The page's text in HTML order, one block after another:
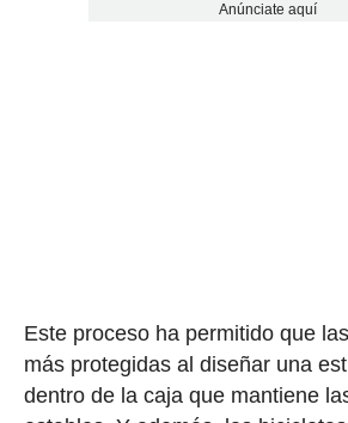
Anúnciate aquí
Este proceso ha permitido que
más protegidas al diseñar una
dentro de la caja que mantiene